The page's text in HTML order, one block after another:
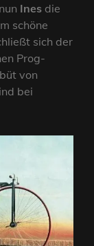
Ines die
schöne
sich der
Prog-
von
bei